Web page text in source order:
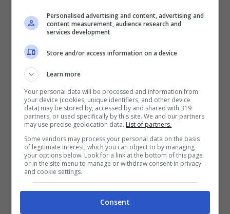
pilota della Ferrari –mi ha mandato alcuni
messaggi quando ho vinto a Montecarlo. Mi
ha fatto le congratulazioni e mi ha scritto che
era contento per me. Io ovviamente gli ho
scritto per il numero uno. “
Personalised advertising and content, advertising and
content measurement, audience research and
services development
Store and/or access information on a device
Learn more
Your personal data will be processed and information from
your device (cookies, unique identifiers, and other device
data) may be stored by, accessed by and shared with 319
partners, or used specifically by this site. We and our partners
may use precise geolocation data. List of partners.
Some vendors may process your personal data on the basis
of legitimate interest, which you can object to by managing
your options below. Look for a link at the bottom of this page
or in the site menu to manage or withdraw consent in privacy
and cookie settings.
Consent